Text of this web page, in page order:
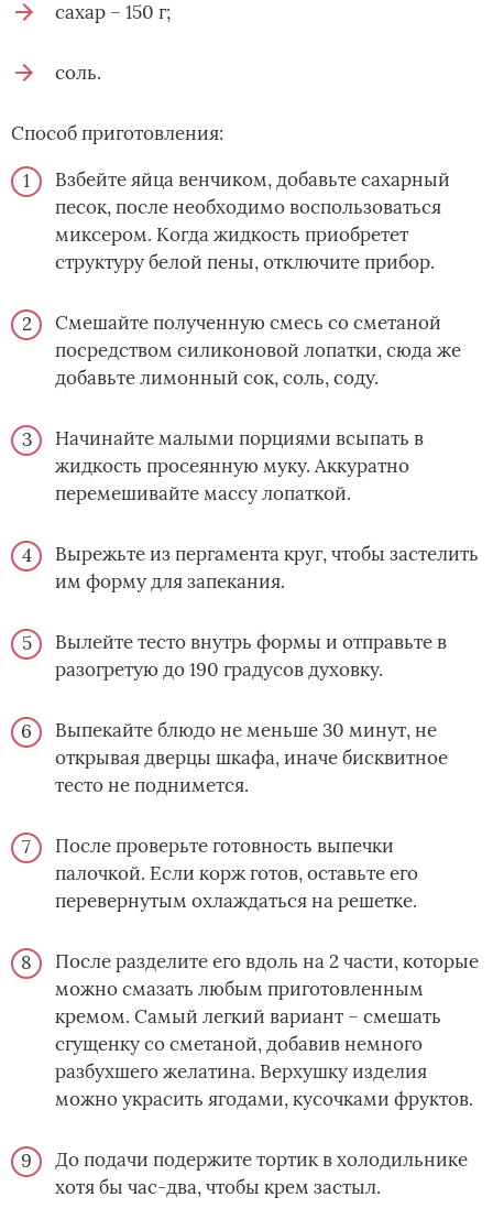
сахар – 150 г;
соль.
Способ приготовления:
Взбейте яйца венчиком, добавьте сахарный
песок, после необходимо воспользоваться
миксером. Когда жидкость приобретет
структуру белой пены, отключите прибор.
Смешайте полученную смесь со сметаной
посредством силиконовой лопатки, сюда же
добавьте лимонный сок, соль, соду.
Начинайте малыми порциями всыпать в
жидкость просеянную муку. Аккуратно
перемешивайте массу лопаткой.
Вырежьте из пергамента круг, чтобы застелить
им форму для запекания.
Вылейте тесто внутрь формы и отправьте в
разогретую до 190 градусов духовку.
Выпекайте блюдо не меньше 30 минут, не
открывая дверцы шкафа, иначе бисквитное
тесто не поднимется.
После проверьте готовность выпечки
палочкой. Если корж готов, оставьте его
перевернутым охлаждаться на решетке.
После разделите его вдоль на 2 части, которые
можно смазать любым приготовленным
кремом. Самый легкий вариант – смешать
сгущенку со сметаной, добавив немного
разбухшего желатина. Верхушку изделия
можно украсить ягодами, кусочками фруктов.
До подачи подержите тортик в холодильнике
хотя бы час-два, чтобы крем застыл.